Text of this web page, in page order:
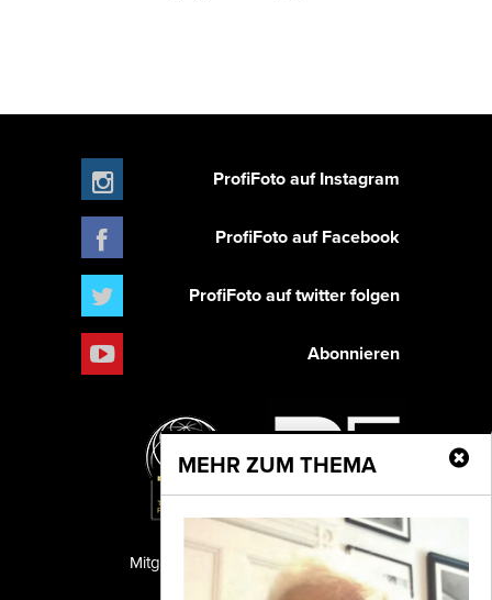
MEHR ZUM THEMA
ProfiFoto auf Instagram
ProfiFoto auf Facebook
ProfiFoto auf twitter folgen
Abonnieren
PF Publishing GmbH
Mitglied der TIPA